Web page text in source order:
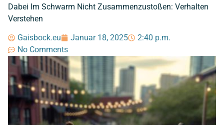
Dabei Im Schwarm Nicht Zusammenzustoßen: Verhalten
Verstehen
Gaisbock.eu Januar 18, 2025
2:40 p.m.
No Comments